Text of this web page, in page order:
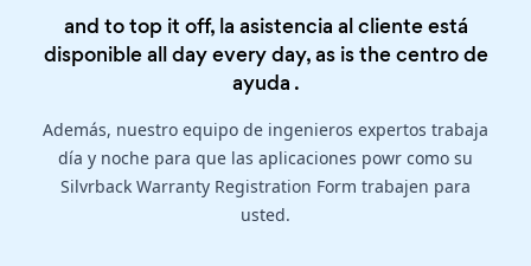
and to top it off, la asistencia al cliente está
disponible all day every day, as is thecentro de
ayuda .
Además, nuestro equipo de ingenieros expertos trabaja
día y noche para que las aplicaciones powr como su
Silvrback Warranty Registration Form trabajen para
usted.